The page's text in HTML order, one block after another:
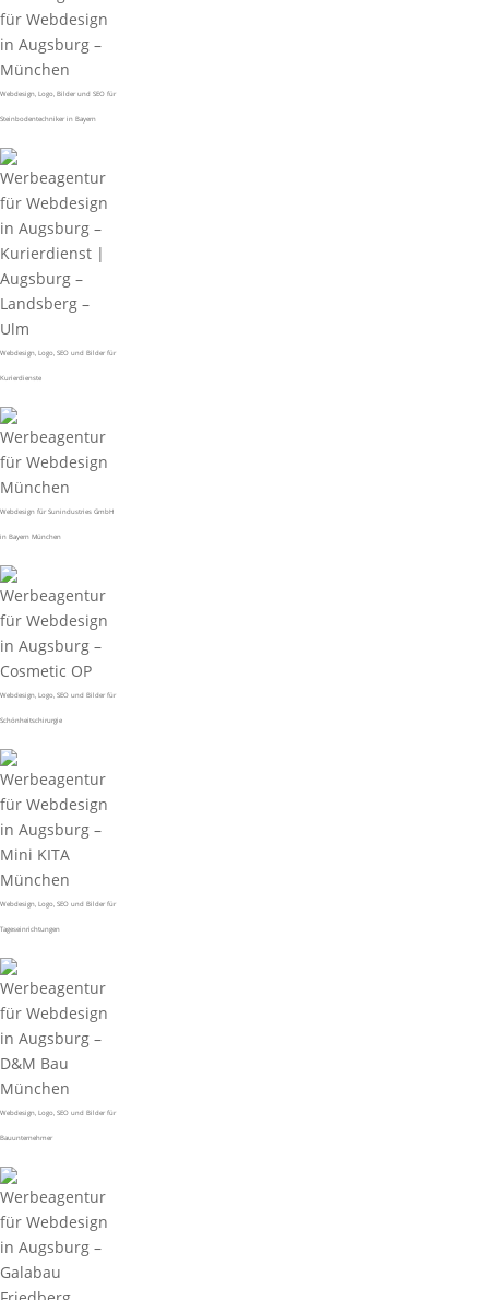
Webdesign, Logo, Bilder und SEO für
Steinbodentechniker in Bayern
Webdesign, Logo, SEO und Bilder für
Kurierdienste
Webdesign für Sunindustries GmbH
in Bayern München
Webdesign, Logo, SEO und Bilder für
Schönheitschirurgie
Webdesign, Logo, SEO und Bilder für
Tageseinrichtungen
Webdesign, Logo, SEO und Bilder für
Bauunternehmer